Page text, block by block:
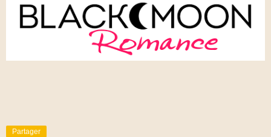
Partager